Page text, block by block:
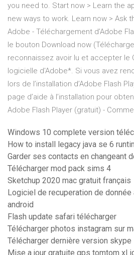
you need to. Start now > Learn the
new ways to work. Learn now > Ask
Adobe - Téléchargement d’Adobe
le bouton Download now
reconnaissez avoir lu et accepter le
logicielle d'Adobe*. Si vous avez
lors de l’installation d’Adobe Flash
page d’aide à l’installation pour
Adobe Flash Player (gratuit) -
Windows 10 complete version
How to install legacy java se 6
Garder ses contacts en changeant
Télécharger mod pack sims 4
Sketchup 2020 mac gratuit français
Logiciel de recuperation de
android
Flash update safari télécharger
Télécharger photos instagram sur
Télécharger dernière version skype
Mise a jour gratuite gps tomtom xl